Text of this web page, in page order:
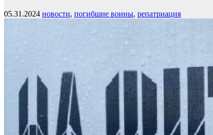
05.31.2024 новости, погибшие воины, репатриация